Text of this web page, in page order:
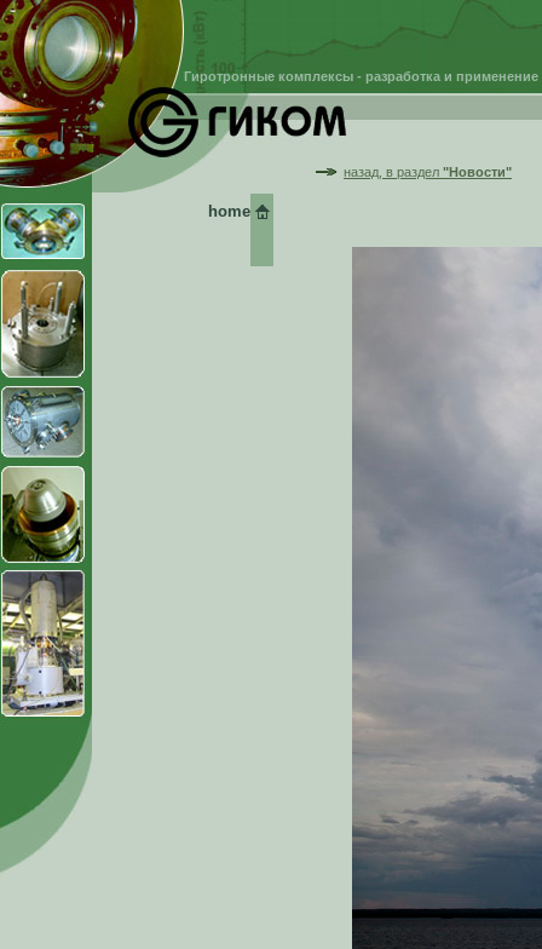
Гиротронные комплексы - разработка и применение
home
назад, в раздел "Новости"